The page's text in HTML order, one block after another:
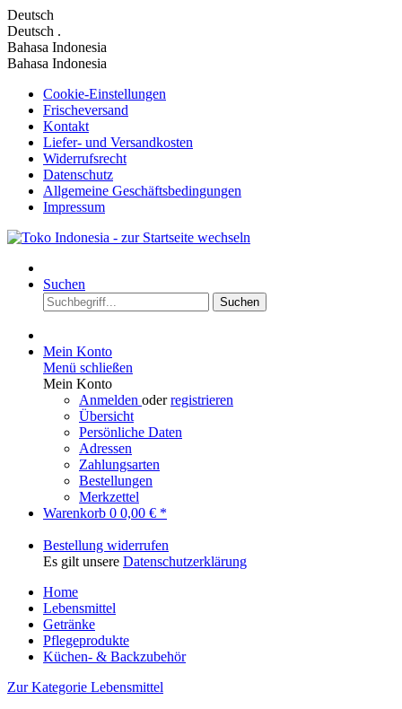
Deutsch
Deutsch .
Bahasa Indonesia
Bahasa Indonesia
Cookie-Einstellungen
Frischeversand
Kontakt
Liefer- und Versandkosten
Widerrufsrecht
Datenschutz
Allgemeine Geschäftsbedingungen
Impressum
Suchen
Suchen
Mein Konto
Menü schließen
Mein Konto
Anmelden oderregistrieren
Übersicht
Persönliche Daten
Adressen
Zahlungsarten
Bestellungen
Merkzettel
Warenkorb 0 0,00 € *
Bestellung widerrufen
Es gilt unsere Datenschutzerklärung
Home
Lebensmittel
Getränke
Pflegeprodukte
Küchen- & Backzubehör
Zur Kategorie Lebensmittel